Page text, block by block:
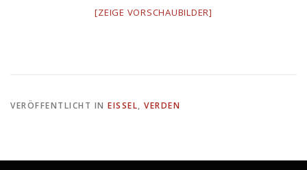
[ZEIGE VORSCHAUBILDER]
VERÖFFENTLICHT IN EISSEL, VERDEN